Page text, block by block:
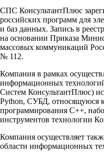
СПС КонсультантПлюс
российских программ для
и баз данных. Запись в
на основании Приказа
массовых коммуникаций
№ 112.
Компания в рамках
информационных
Систем КонсультантПлюс)
Python, СУБД, относящуюся
программирования C++,
инструментов технологии
Компания осуществляет
области информационных